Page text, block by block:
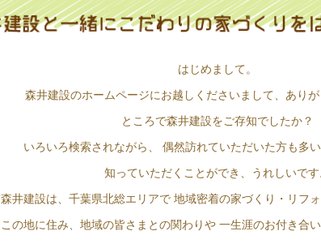
はじめまして。
森井建設のホームページにお越しくださいまして、ありが
ところで森井建設をご存知でしたか？
いろいろ検索されながら、偶然訪れていただいた方も 多
知っていただくことができ、うれしいです
森井建設は、千葉県北総エリアで地域密着の家づくり・リフ
この地に住み、地域の皆さまとの関わりや一生涯のお付き合